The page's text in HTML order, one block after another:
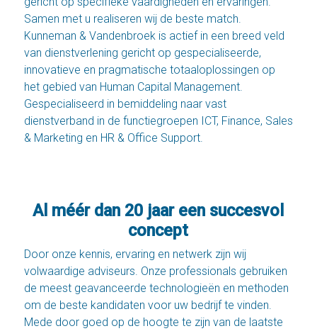
Samen met u realiseren wij de beste match.
Kunneman & Vandenbroek is actief in een breed veld
van dienstverlening gericht op gespecialiseerde,
innovatieve en pragmatische totaaloplossingen op
het gebied van Human Capital Management.
Gespecialiseerd in bemiddeling naar vast
dienstverband in de functiegroepen ICT, Finance, Sales
& Marketing en HR & Office Support.
Al méér dan 20 jaar een succesvol
concept
Door onze kennis, ervaring en netwerk zijn wij
volwaardige adviseurs. Onze professionals gebruiken
de meest geavanceerde technologieën en methoden
om de beste kandidaten voor uw bedrijf te vinden.
Mede door goed op de hoogte te zijn van de laatste